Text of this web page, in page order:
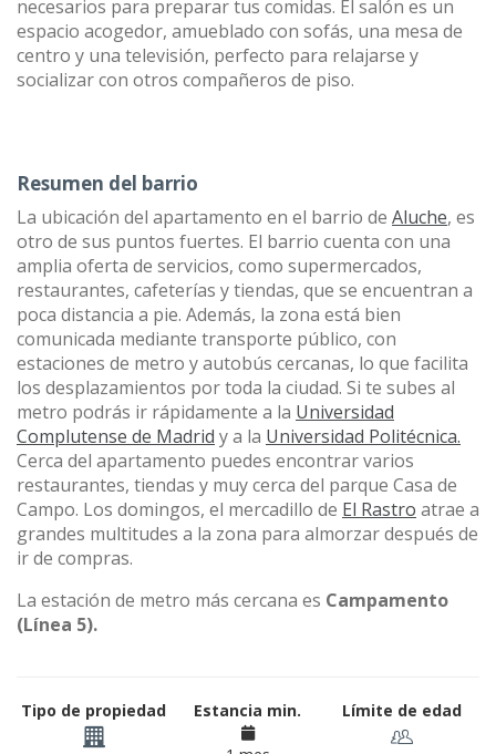
necesarios para preparar tus comidas. El salón es un
espacio acogedor, amueblado con sofás, una mesa de
centro y una televisión, perfecto para relajarse y
socializar con otros compañeros de piso.
Resumen del barrio
La ubicación del apartamento en el barrio de Aluche, es
otro de sus puntos fuertes. El barrio cuenta con una
amplia oferta de servicios, como supermercados,
restaurantes, cafeterías y tiendas, que se encuentran a
poca distancia a pie. Además, la zona está bien
comunicada mediante transporte público, con
estaciones de metro y autobús cercanas, lo que facilita
los desplazamientos por toda la ciudad. Si te subes al
metro podrás ir rápidamente a la Universidad
Complutense de Madrid y a la Universidad Politécnica.
Cerca del apartamento puedes encontrar varios
restaurantes, tiendas y muy cerca del parque Casa de
Campo. Los domingos, el mercadillo de El Rastro atrae a
grandes multitudes a la zona para almorzar después de
ir de compras.
La estación de metro más cercana es Campamento
(Línea 5).
Tipo de propiedad Estancia min. Límite de edad